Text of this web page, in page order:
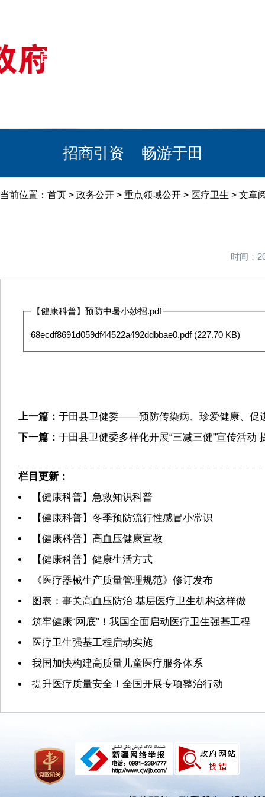
首页
招商引资 畅游于田
当前位置： 首页 > 政务公开 > 重点领域公开 > 医疗卫生 > 文章
时间：
【健康科普】预防中暑小妙招.pdf
68ecdf8691d059df44522a492ddbbae0.pdf(227.70 KB)
上一篇： 于田县卫健委——预防传染病、珍爱健康、促
下一篇： 于田县卫健委多样化开展“三减三健”宣传活动
栏目更新：
【健康科普】急救知识科普
【健康科普】冬季预防流行性感冒小常识
【健康科普】高血压健康宣教
【健康科普】健康生活方式
《医疗器械生产质量管理规范》修订发布
图表：事关高血压防治 基层医疗卫生机构这样做
筑牢健康“网底”！我国全面启动医疗卫生强基工程
医疗卫生强基工程启动实施
我国加快构建高质量儿童医疗服务体系
提升医疗质量安全！全国开展专项整治行动